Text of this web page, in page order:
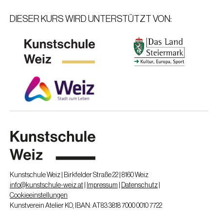
DIESER KURS WIRD UNTERSTÜTZT VON:
Kunstschule Weiz | Birkfelder Straße 22 | 8160 Weiz
info@kunstschule-weiz.at| Impressum | Datenschutz|
Cookieeinstellungen
Kunstverein Atelier KO, IBAN: AT83 3818 7000 0010 7722